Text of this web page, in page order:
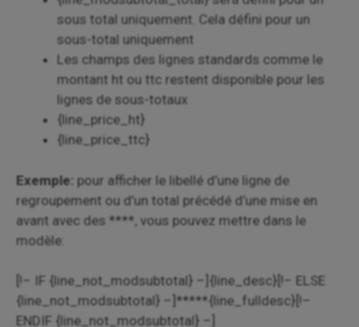
sous total uniquement. Cela défini pour un
sous-total uniquement
Les champs des lignes standards comme le
montant ht ou ttc restent disponible pour les
lignes de sous-totaux
{line_price_ht}
{line_price_ttc}
Exemple: pour afficher le libellé d’une ligne de
regroupement ou d’un total précédé d’une mise en
avant avec des ****, vous pouvez mettre dans le
modèle:
[!– IF {line_not_modsubtotal} –]{line_desc}[!– ELSE
{line_not_modsubtotal} –]*****{line_fulldesc}[!–
ENDIF {line_not_modsubtotal} –]